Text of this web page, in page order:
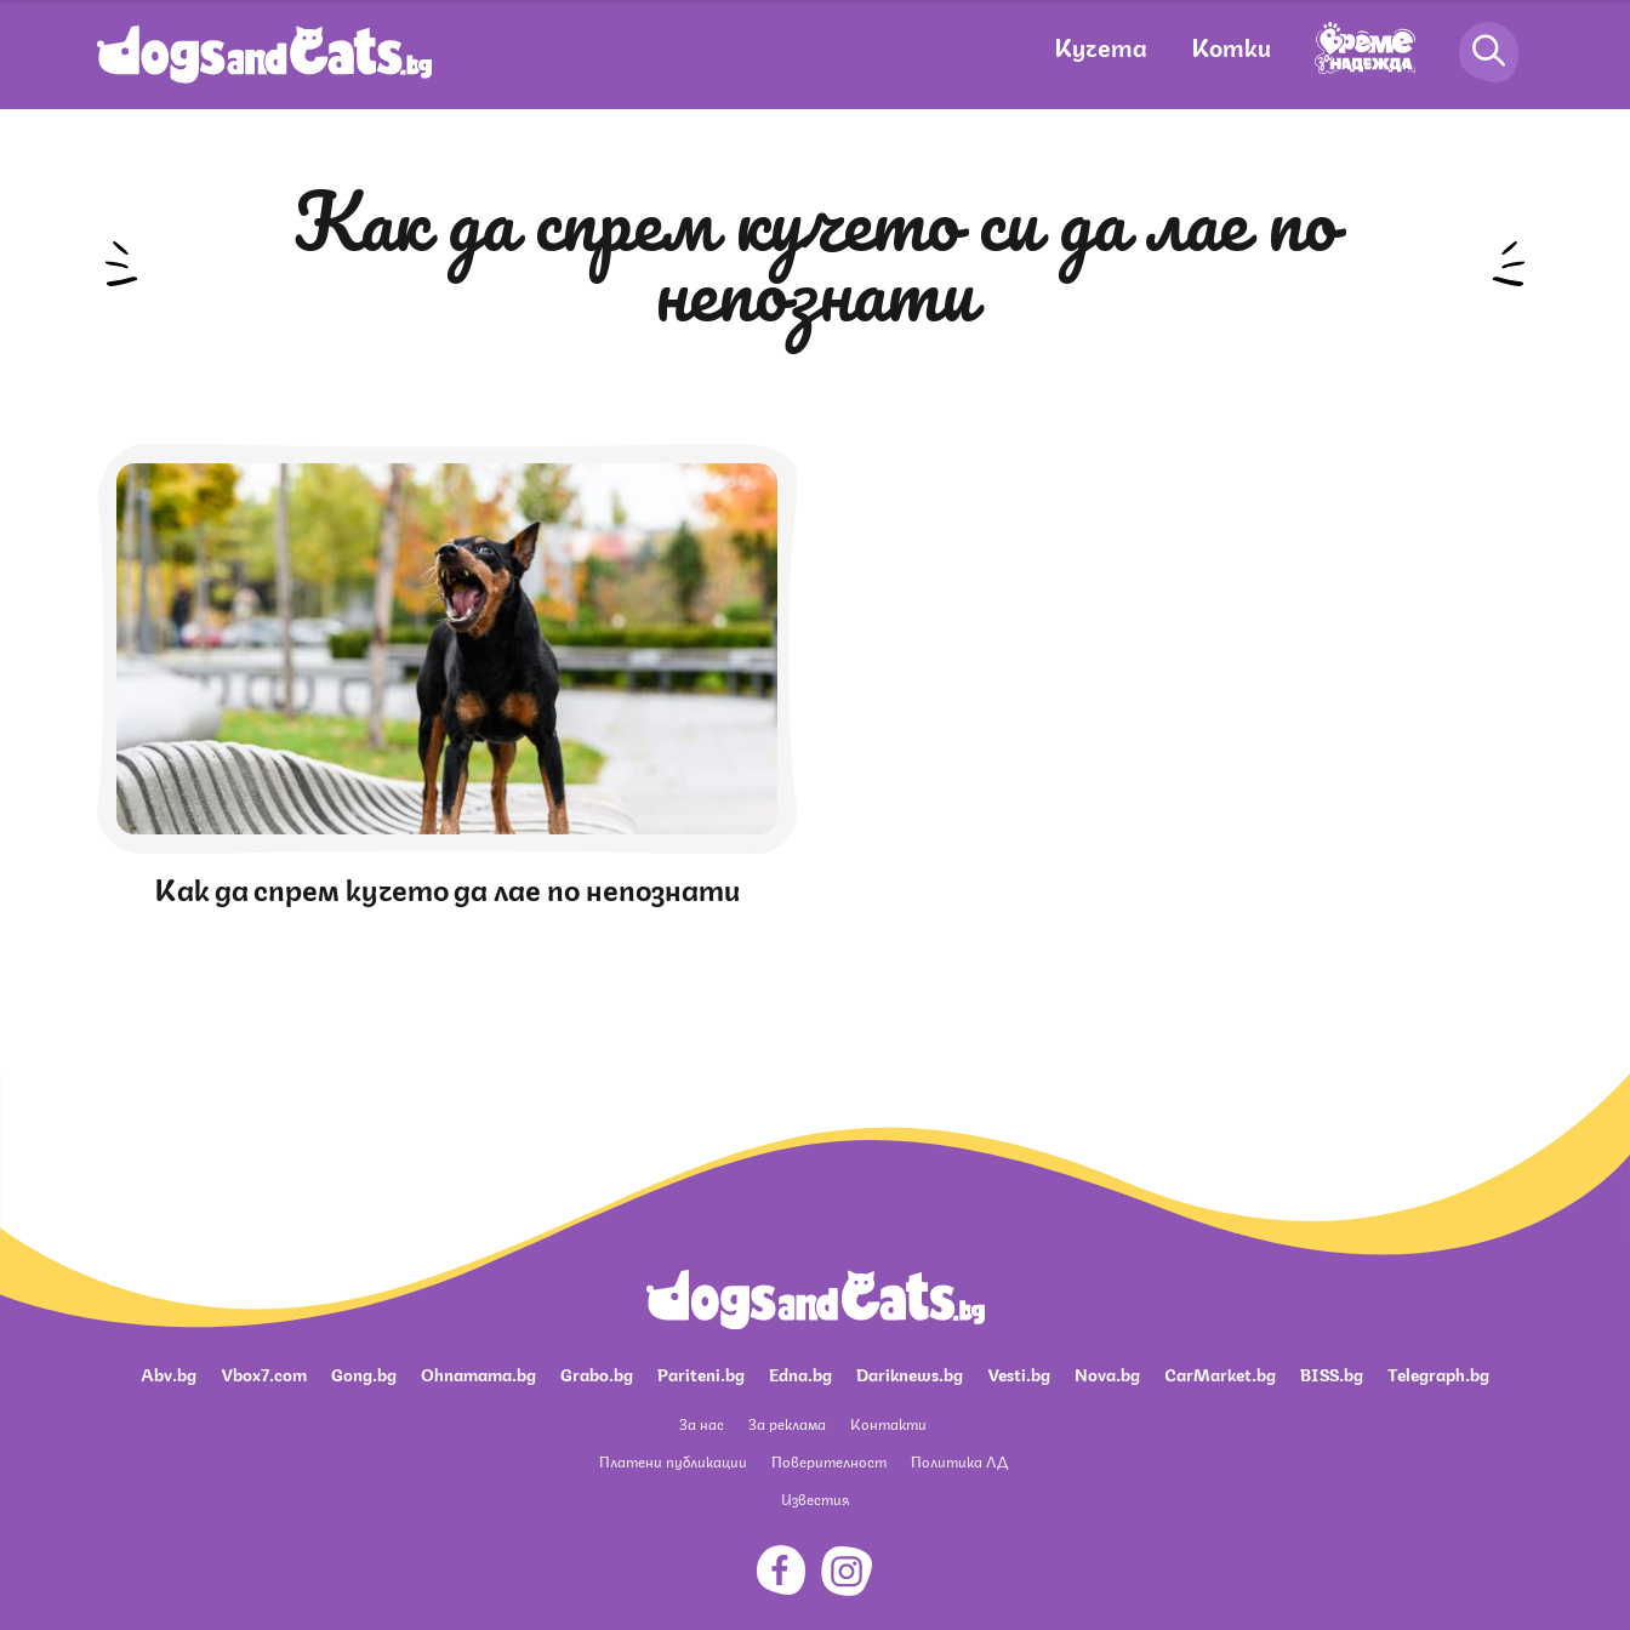
Кучета Котки
как да спрем кучето си да лае по
непознати
Как да спрем кучето да лае по непознати
Abv.bg Vbox7.com Gong.bg Ohnamama.bg Grabo.bg Pariteni.bg Edna.bg Dariknews.bg Vesti.bg Nova.bg CarMarket.bg BISS.bg Telegraph.bg
За нас За реклама
Контакти
Платени публикации
Поверителност
Политика ЛД
Известия